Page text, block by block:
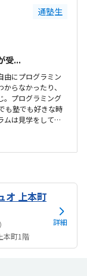
通塾生
受...
由にプログラミン
らなかったり、
。プログラミング
も塾でも好きな時
ムは見学をしてい
みたい。月1回は
が、実施してな
道だから迷うこと
一人でも近い人
いので詳しくはわ
。気軽に入りや
オ 上本町
）
本町1階
詳細